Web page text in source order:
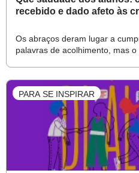
recebido e dado afeto às
Os abraços deram lugar a
palavras de acolhimento, mas o
“barulho da escola”
PARA SE INSPIRAR